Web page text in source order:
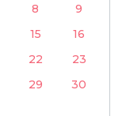
8
9
15
16
22
23
29
30